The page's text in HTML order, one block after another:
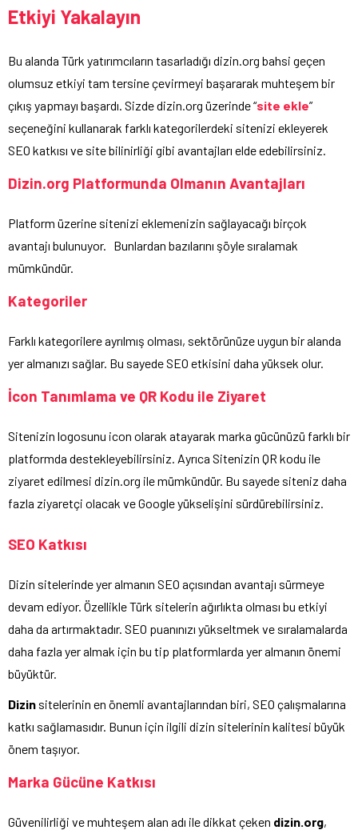
Etkiyi Yakalayın
Bu alanda Türk yatırımcıların tasarladığı dizin.org bahsi geçen
olumsuz etkiyi tam tersine çevirmeyi başararak muhteşem bir
çıkış yapmayı başardı. Sizde dizin.org üzerinde “site ekle”
seçeneğini kullanarak farklı kategorilerdeki sitenizi ekleyerek
SEO katkısı ve site bilinirliği gibi avantajları elde edebilirsiniz.
Dizin.org Platformunda Olmanın Avantajları
Platform üzerine sitenizi eklemenizin sağlayacağı birçok
avantajı bulunuyor. Bunlardan bazılarını şöyle sıralamak
mümkündür.
Kategoriler
Farklı kategorilere ayrılmış olması, sektörünüze uygun bir alanda
yer almanızı sağlar. Bu sayede SEO etkisini daha yüksek olur.
İcon Tanımlama ve QR Kodu ile Ziyaret
Sitenizin logosunu icon olarak atayarak marka gücünüzü farklı bir
platformda destekleyebilirsiniz. Ayrıca Sitenizin QR kodu ile
ziyaret edilmesi dizin.org ile mümkündür. Bu sayede siteniz daha
fazla ziyaretçi olacak ve Google yükselişini sürdürebilirsiniz.
SEO Katkısı
Dizin sitelerinde yer almanın SEO açısından avantajı sürmeye
devam ediyor. Özellikle Türk sitelerin ağırlıkta olması bu etkiyi
daha da artırmaktadır. SEO puanınızı yükseltmek ve sıralamalarda
daha fazla yer almak için bu tip platformlarda yer almanın önemi
büyüktür.
Dizin sitelerinin en önemli avantajlarından biri, SEO çalışmalarına
katkı sağlamasıdır. Bunun için ilgili dizin sitelerinin kalitesi büyük
önem taşıyor.
Marka Gücüne Katkısı
Güvenilirliği ve muhteşem alan adı ile dikkat çeken dizin.org,